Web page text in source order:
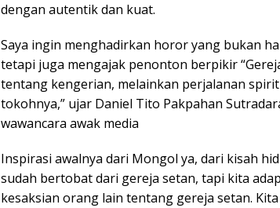
dengan autentik dan kuat.
Saya ingin menghadirkan horor yang bukan
tetapi juga mengajak penonton berpikir
tentang kengerian, melainkan perjalanan
tokohnya,” ujar Daniel Tito Pakpahan
wawancara awak media
Inspirasi awalnya dari Mongol ya, dari kisah
sudah bertobat dari gereja setan, tapi kita
kesaksian orang lain tentang gereja setan.